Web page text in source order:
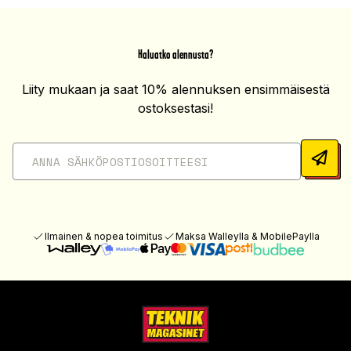
Haluatko alennusta?
Liity mukaan ja saat 10% alennuksen ensimmäisestä
ostoksestasi!
Ilmainen & nopea toimitus Maksa Walleylla & MobilePaylla